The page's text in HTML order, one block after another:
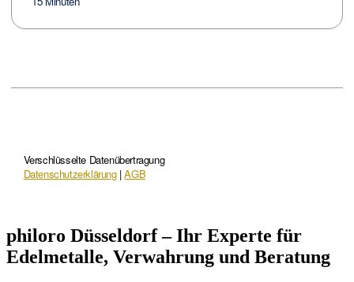
philoro Düsseldorf – Ihr Experte für
Edelmetalle, Verwahrung und Beratung